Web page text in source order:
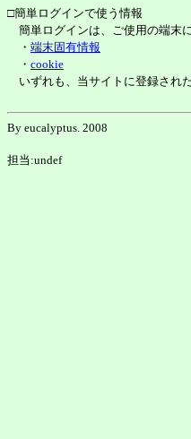
□簡単ログインで使う情報
簡単ログインは、ご使用の端末
・ 端末固有情報
・ cookie
いずれも、当サイトに登録され
By eucalyptus. 2008
担当:undef